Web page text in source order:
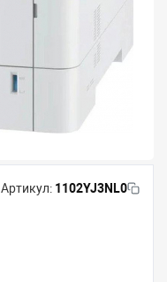
Артикул: 1102YJ3NL0